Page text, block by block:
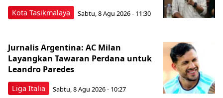
Kota Tasikmalaya Sabtu, 8 Agu 2026 - 11:30
Liga Italia
Jurnalis Argentina: AC Milan
Layangkan Tawaran Perdana untuk
Leandro Paredes
Sabtu, 8 Agu 2026 - 10:27